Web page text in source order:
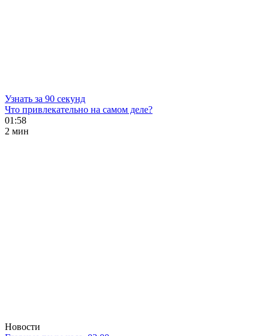
Узнать за 90 секунд
Что привлекательно на самом деле?
01:58
2 мин
Новости